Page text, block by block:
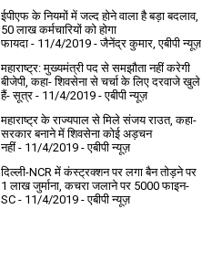
ईपीएफ के नियमों में जल्द होने वाला है बड़ा बदलाव,
50 लाख कर्मचारियों को होगा
फायदा - 11/4/2019 - जैनेंद्र कुमार, एबीपी न्यूज़
महाराष्ट्र: मुख्यमंत्री पद से समझौता नहीं करेगी
बीजेपी, कहा- शिवसेना से चर्चा के लिए दरवाजे खुले
हैं- सूत्र - 11/4/2019 - एबीपी न्यूज़
महाराष्ट्र के राज्यपाल से मिले संजय राउत, कहा-
सरकार बनाने में शिवसेना कोई अड़चन
नहीं- 11/4/2019 - एबीपी न्यूज़
दिल्ली-NCR में कंस्ट्रक्शन पर लगा बैन तोड़ने पर
1 लाख जुर्माना, कचरा जलाने पर ₹5000 फाइन-
SC - 11/4/2019 - एबीपी न्यूज़